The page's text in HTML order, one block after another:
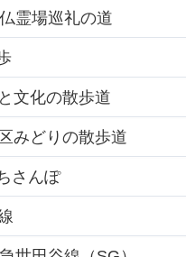
霊場巡礼の道
文化の散歩道
みどりの散歩道
さんぽ